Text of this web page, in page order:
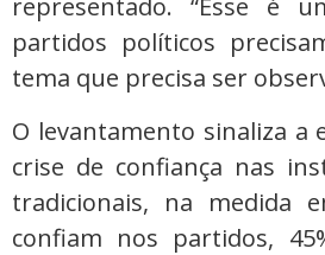
representado. “Esse é
partidos políticos
tema que precisa ser
O levantamento sinaliza a
crise de confiança nas
tradicionais, na medida
confiam nos partidos,